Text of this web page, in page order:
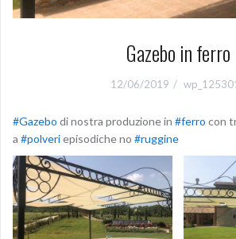
Gazebo in ferro
12/06/2019
#Gazebo di nostra produzione in #ferro con
a #polveriepisodiche no #ruggine